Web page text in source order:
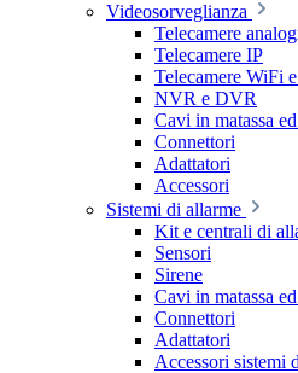
Videosorveglianza
Telecamere
Telecamere IP
Telecamere WiFi
NVR e DVR
Cavi in matassa
Connettori
Adattatori
Accessori
Sistemi di allarme
Kit e centrali di
Sensori
Sirene
Cavi in matassa
Connettori
Adattatori
Accessori sistemi